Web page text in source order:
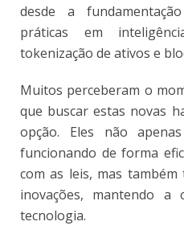
desde a
práticas em
tokenização de ativos e
Muitos perceberam o
que buscar estas novas
opção. Eles não
funcionando de forma
com as leis, mas
inovações, mantendo a
tecnologia.